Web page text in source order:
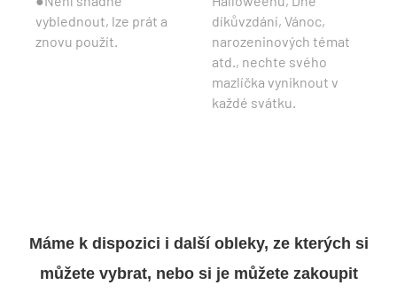
vyblednout, lze prát a
znovu použít.
díkůvzdání, Vánoc,
narozeninových témat
atd., nechte svého
mazlíčka vyniknout v
každé svátku.
Máme k dispozici i další obleky, ze kterých si
můžete vybrat, nebo si je můžete zakoupit